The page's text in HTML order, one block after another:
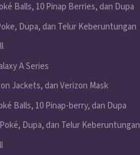
Balls, 10 Pinap Berries, dan Dupa
Dupa, dan Telur Keberuntungan
A Series
Jackets, dan Verizon Mask
Balls, 10 Pinap-berry, dan Dupa
Dupa, dan Telur Keberuntungan